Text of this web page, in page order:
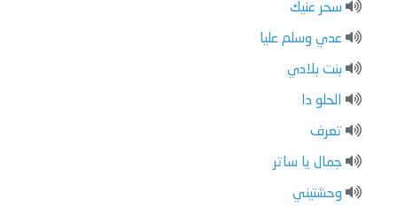
سحر عنيك
عدي وسلم عليا
بنت بلادي
الحلو دا
تعرف
جمال يا ساتر
وحشتيني